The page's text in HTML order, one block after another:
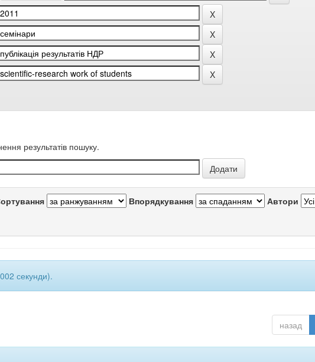
результатів пошуку.
Впорядкування Автори
секунди).
назад